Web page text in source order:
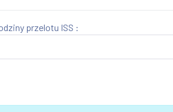
przelotu ISS :